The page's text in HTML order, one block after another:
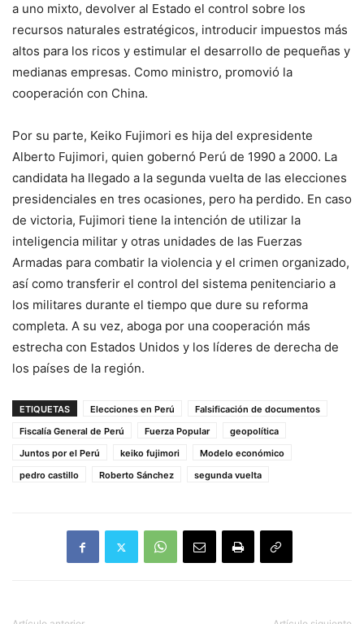
a uno mixto, devolver al Estado el control sobre los
recursos naturales estratégicos, introducir impuestos más
altos para los ricos y estimular el desarrollo de pequeñas y
medianas empresas. Como ministro, promovió la
cooperación con China.
Por su parte, Keiko Fujimori es hija del expresidente
Alberto Fujimori, quien gobernó Perú de 1990 a 2000. La
candidata ha llegado a la segunda vuelta de las elecciones
presidenciales en tres ocasiones, pero ha perdido. En caso
de victoria, Fujimori tiene la intención de utilizar la
inteligencia militar y otras unidades de las Fuerzas
Armadas para combatir la violencia y el crimen organizado,
así como transferir el control del sistema penitenciario a
los militares durante el tiempo que dure su reforma
completa. A su vez, aboga por una cooperación más
estrecha con Estados Unidos y los líderes de derecha de
los países de la región.
ETIQUETAS Elecciones en Perú
Falsificación de documentos
Fiscalía General de Perú
Fuerza Popular
geopolítica
Juntos por el Perú
keiko fujimori
Modelo económico
pedro castillo
Roberto Sánchez segunda vuelta